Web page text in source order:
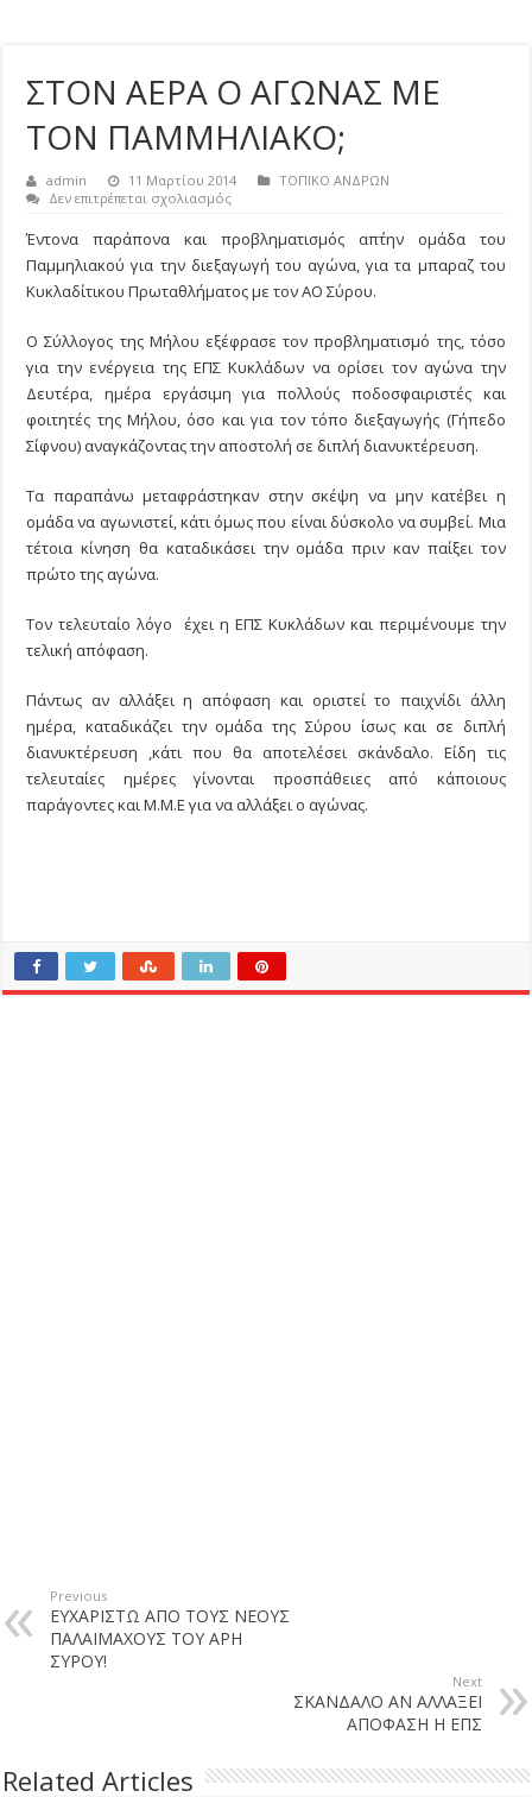
ΣΤΟΝ ΑΕΡΑ Ο ΑΓΩΝΑΣ ΜΕ
ΤΟΝ ΠΑΜΜΗΛΙΑΚΟ;
admin 11 Μαρτίου 2014
ΤΟΠΙΚΟ ΑΝΔΡΩΝ
Δεν επιτρέπεται σχολιασμόςστο
ΑΕΡΑ
Ο
ΑΓΩΝΑΣ
ΜΕ
ΤΟΝ
Έντονα παράπονα και προβληματισμός απ΄την ομάδα του
Παμμηλιακού για την διεξαγωγή του αγώνα, για τα μπαραζ του
Κυκλαδίτικου Πρωταθλήματος με τον ΑΟ Σύρου.
Ο Σύλλογος της Μήλου εξέφρασε τον προβληματισμό της, τόσο
για την ενέργεια της ΕΠΣ Κυκλάδων να ορίσει τον αγώνα την
Δευτέρα, ημέρα εργάσιμη για πολλούς ποδοσφαιριστές και
φοιτητές της Μήλου, όσο και για τον τόπο διεξαγωγής (Γήπεδο
Σίφνου) αναγκάζοντας την αποστολή σε διπλή διανυκτέρευση.
Τα παραπάνω μεταφράστηκαν στην σκέψη να μην κατέβει η
ομάδα να αγωνιστεί, κάτι όμως που είναι δύσκολο να συμβεί. Μια
τέτοια κίνηση θα καταδικάσει την ομάδα πριν καν παίξει τον
πρώτο της αγώνα.
Τον τελευταίο λόγο έχει η ΕΠΣ Κυκλάδων και περιμένουμε την
τελική απόφαση.
Πάντως αν αλλάξει η απόφαση και οριστεί το παιχνίδι άλλη
ημέρα, καταδικάζει την ομάδα της Σύρου ίσως και σε διπλή
διανυκτέρευση ,κάτι που θα αποτελέσει σκάνδαλο. Είδη τις
τελευταίες ημέρες γίνονται προσπάθειες από κάποιους
παράγοντες και Μ.Μ.Ε για να αλλάξει ο αγώνας.
Previous
ΕΥΧΑΡΙΣΤΩ ΑΠΟ ΤΟΥΣ ΝΕΟΥΣ
ΠΑΛΑΙΜΑΧΟΥΣ ΤΟΥ ΑΡΗ
ΣΥΡΟΥ!
Next
ΣΚΑΝΔΑΛΟ ΑΝ ΑΛΛΑΞΕΙ
ΑΠΟΦΑΣΗ Η ΕΠΣ
Related Articles